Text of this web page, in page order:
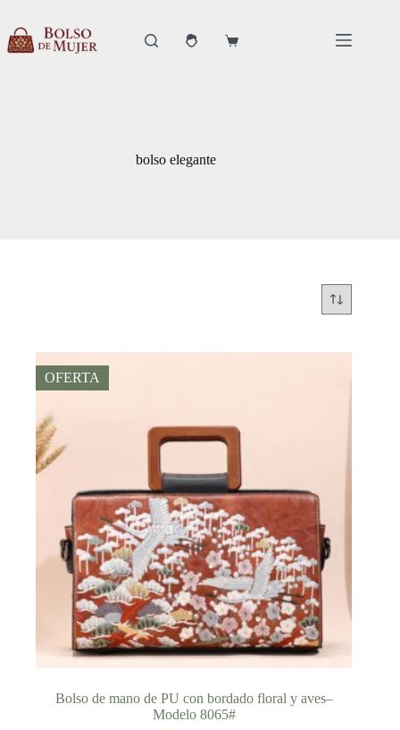
contenido
Carro
bolso elegante
OFERTA
Bolso de mano de PU con bordado floral y aves–
Modelo 8065#